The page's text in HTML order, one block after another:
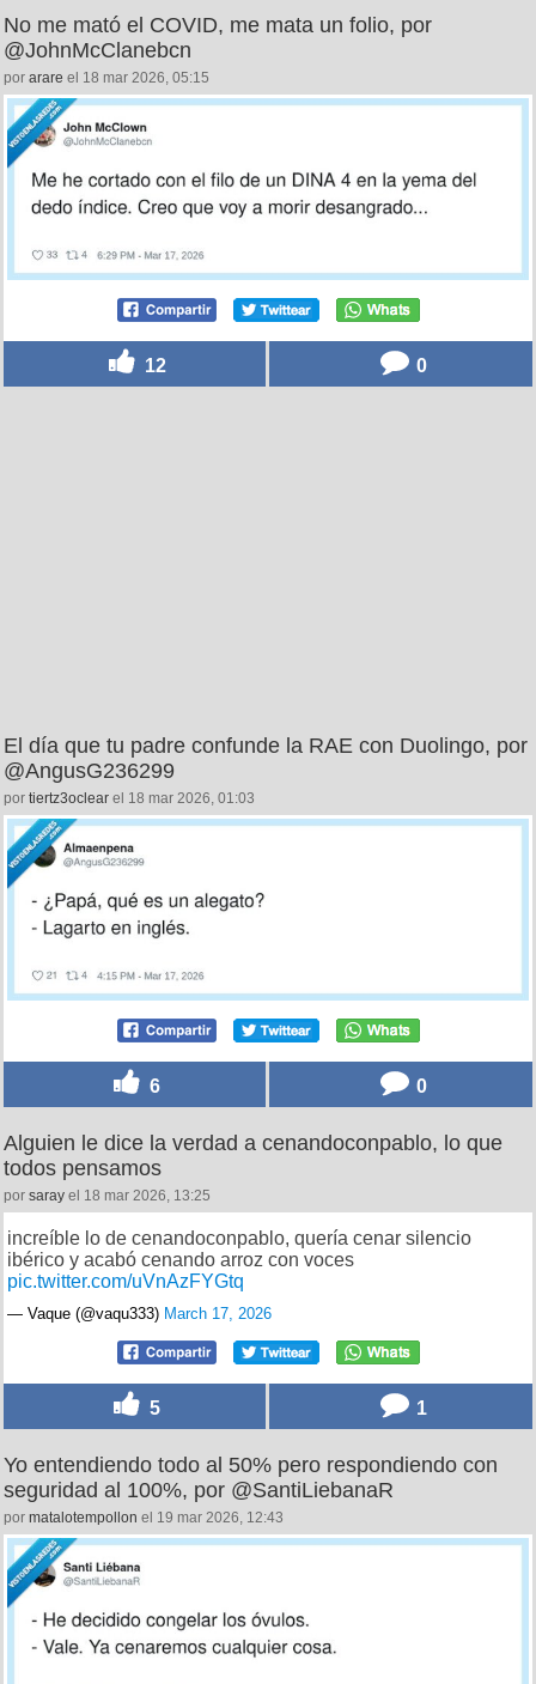
No me mató el COVID, me mata un folio, por
@JohnMcClanebcn
por arare el 18 mar 2026, 05:15
12 0
El día que tu padre confunde la RAE con Duolingo, por
@AngusG236299
por tiertz3oclear el 18 mar 2026, 01:03
6 0
Alguien le dice la verdad a cenandoconpablo, lo que
todos pensamos
por saray el 18 mar 2026, 13:25
increíble lo de cenandoconpablo, quería cenar silencio
ibérico y acabó cenando arroz con voces
pic.twitter.com/uVnAzFYGtq
— Vaque (@vaqu333) March 17, 2026
5 1
Yo entendiendo todo al 50% pero respondiendo con
seguridad al 100%, por @SantiLiebanaR
por matalotempollon el 19 mar 2026, 12:43